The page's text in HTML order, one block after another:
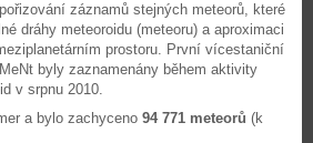
záznamů stejných meteorů, které
dráhy meteoroidu (meteoru) a aproximaci
prostoru. První vícestaniční
byly zaznamenány během aktivity
v srpnu 2010.
a bylo zachyceno 94 771 meteorů (k